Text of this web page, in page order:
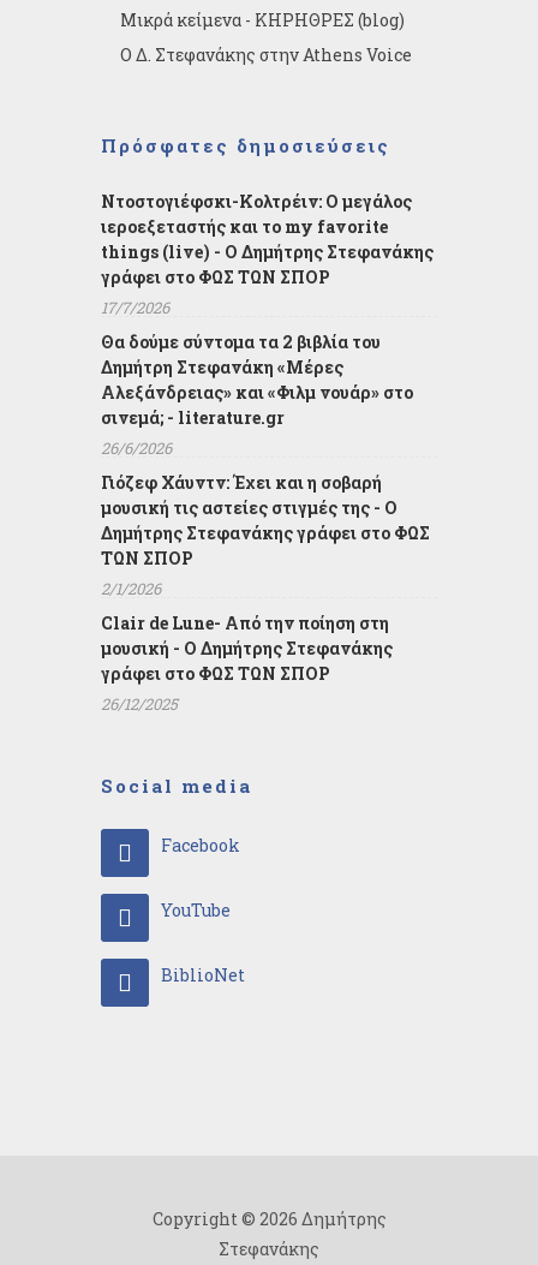
Μικρά κείμενα - ΚΗΡΗΘΡΕΣ (blog)
Ο Δ. Στεφανάκης στην Athens Voice
Πρόσφατες δημοσιεύσεις
Ντοστογιέφσκι-Κολτρέιν: Ο μεγάλος
ιεροεξεταστής και το my favorite
things (live) - Ο Δημήτρης Στεφανάκης
γράφει στο ΦΩΣ ΤΩΝ ΣΠΟΡ
17/7/2026
Θα δούμε σύντομα τα 2 βιβλία του
Δημήτρη Στεφανάκη «Μέρες
Αλεξάνδρειας» και «Φιλμ νουάρ» στο
σινεμά; - literature.gr
26/6/2026
Γιόζεφ Χάυντν: Έχει και η σοβαρή
μουσική τις αστείες στιγμές της - Ο
Δημήτρης Στεφανάκης γράφει στο ΦΩΣ
ΤΩΝ ΣΠΟΡ
2/1/2026
Clair de Lune- Από την ποίηση στη
μουσική - Ο Δημήτρης Στεφανάκης
γράφει στο ΦΩΣ ΤΩΝ ΣΠΟΡ
26/12/2025
Social media
Facebook
YouTube
BiblioNet
Copyright © 2026 Δημήτρης
Στεφανάκης